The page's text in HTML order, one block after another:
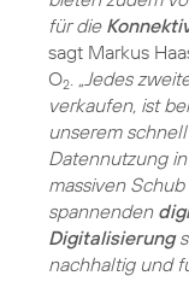
für die
sagt Markus
O2
„Jedes
verkaufen, ist
unserem
Datennutzung
massiven
spannenden
Digitalisierung
nachhaltig und